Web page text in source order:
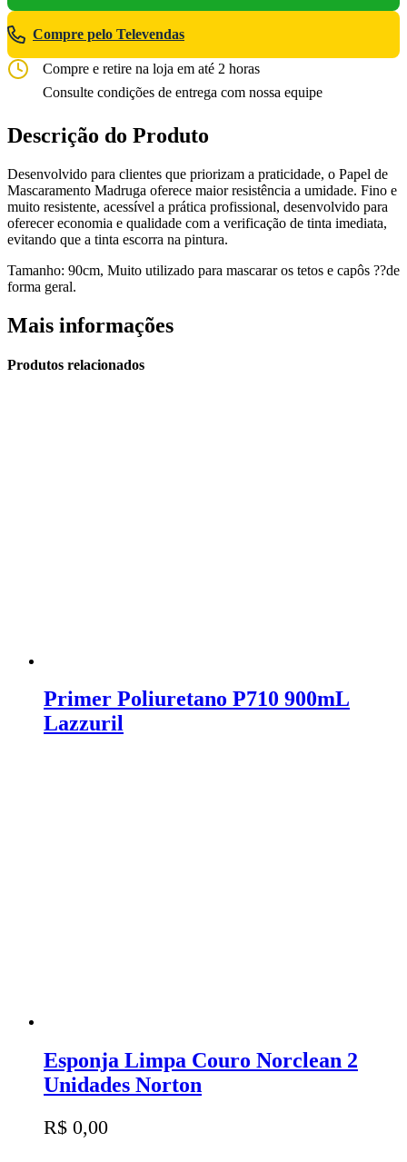
Compre pelo Televendas
Compre e retire na loja em até 2 horas
Consulte condições de entrega com nossa equipe
Descrição do Produto
Desenvolvido para clientes que priorizam a praticidade, o Papel de
Mascaramento Madruga oferece maior resistência a umidade. Fino e
muito resistente, acessível a prática profissional, desenvolvido para
oferecer economia e qualidade com a verificação de tinta imediata,
evitando que a tinta escorra na pintura.
Tamanho: 90cm, Muito utilizado para mascarar os tetos e capôs ??de
forma geral.
Mais informações
Produtos relacionados
Primer Poliuretano P710 900mL
Lazzuril
Esponja Limpa Couro Norclean 2
Unidades Norton
R$ 0,00